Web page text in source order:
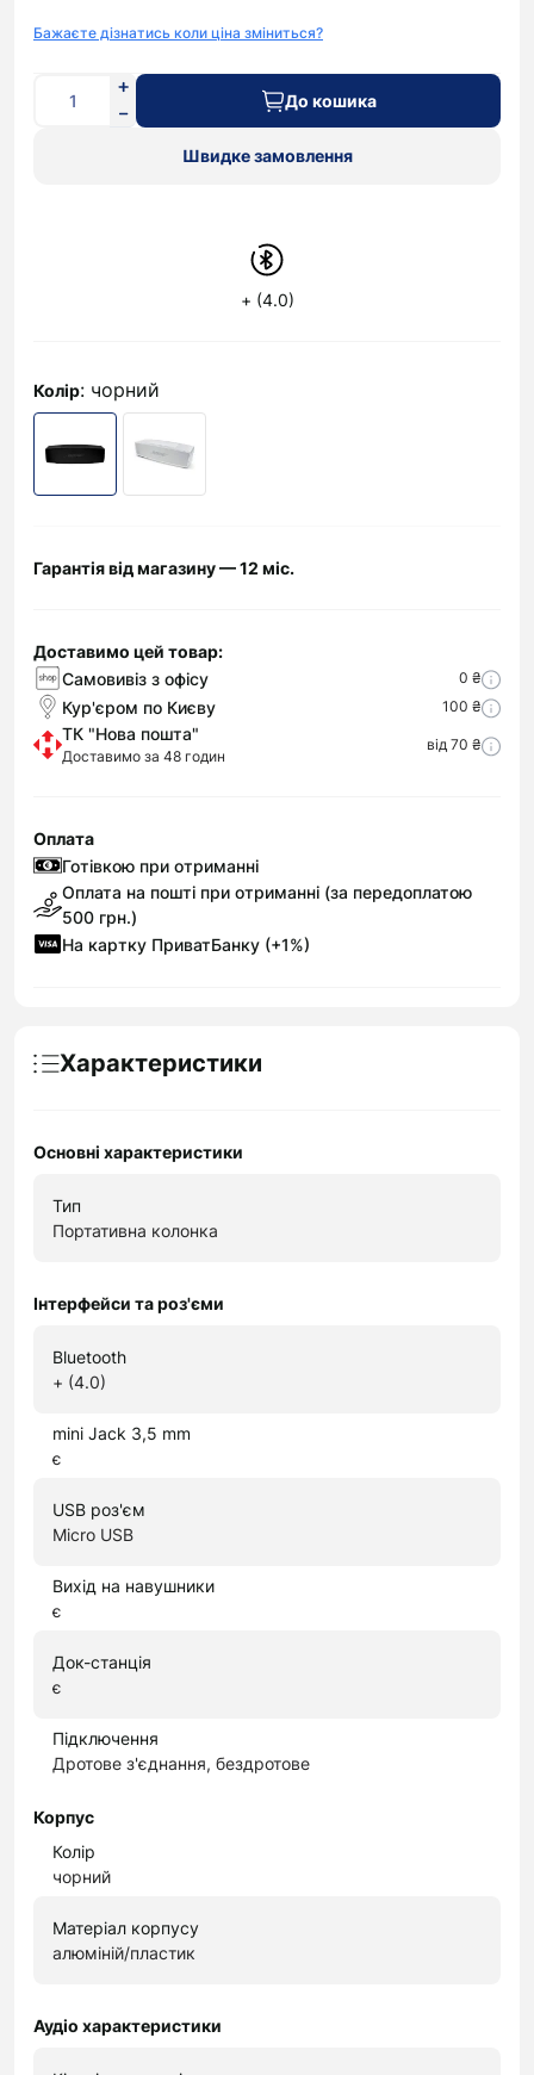
Бажаєте дізнатись коли ціна зміниться?
До кошика
Швидке замовлення
+ (4.0)
Колір: чорний
Гарантія від магазину — 12 міс.
Доставимо цей товар:
Самовивіз з офісу
0 ₴
Кур'єром по Києву 100 ₴
ТК "Нова пошта"
Доставимо за 48 годин
від 70 ₴
Оплата
Готівкою при отриманні
Оплата на пошті при отриманні (за передоплатою
500 грн.)
На картку ПриватБанку (+1%)
Характеристики
Основні характеристики
Тип
Портативна колонка
Інтерфейси та роз'єми
Bluetooth
+ (4.0)
mini Jack 3,5 mm
є
USB роз'єм
Micro USB
Вихід на навушники
є
Док-станція
є
Підключення
Дротове з'єднання, бездротове
Корпус
Колір
чорний
Матеріал корпусу
алюміній/пластик
Аудіо характеристики